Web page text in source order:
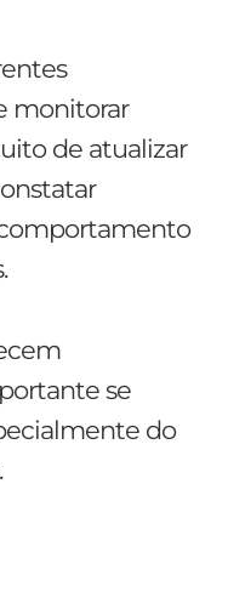
monitorar
de atualizar
se
do